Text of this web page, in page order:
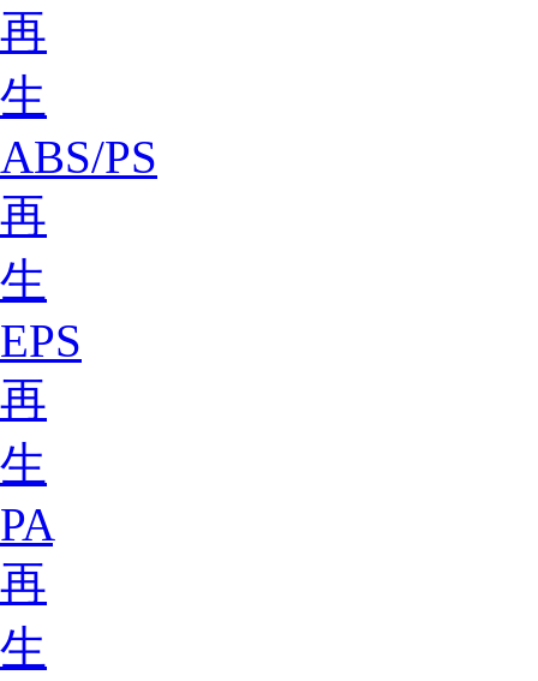
再
生
ABS/PS
再
生
EPS
再
生
PA
再
生